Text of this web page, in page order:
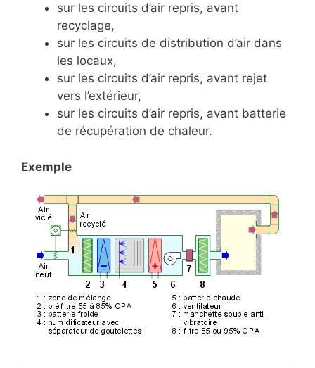
sur les circuits d’air repris, avant
recyclage,
sur les circuits de distribution d’air dans
les locaux,
sur les circuits d’air repris, avant rejet
vers l’extérieur,
sur les circuits d’air repris, avant batterie
de récupération de chaleur.
Exemple